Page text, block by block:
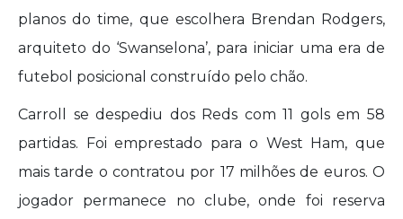
planos do time, que escolhera Brendan Rodgers,
arquiteto do ‘Swanselona’, para iniciar uma era de
futebol posicional construído pelo chão.
Carroll se despediu dos Reds com 11 gols em 58
partidas. Foi emprestado para o West Ham, que
mais tarde o contratou por 17 milhões de euros. O
jogador permanece no clube, onde foi reserva